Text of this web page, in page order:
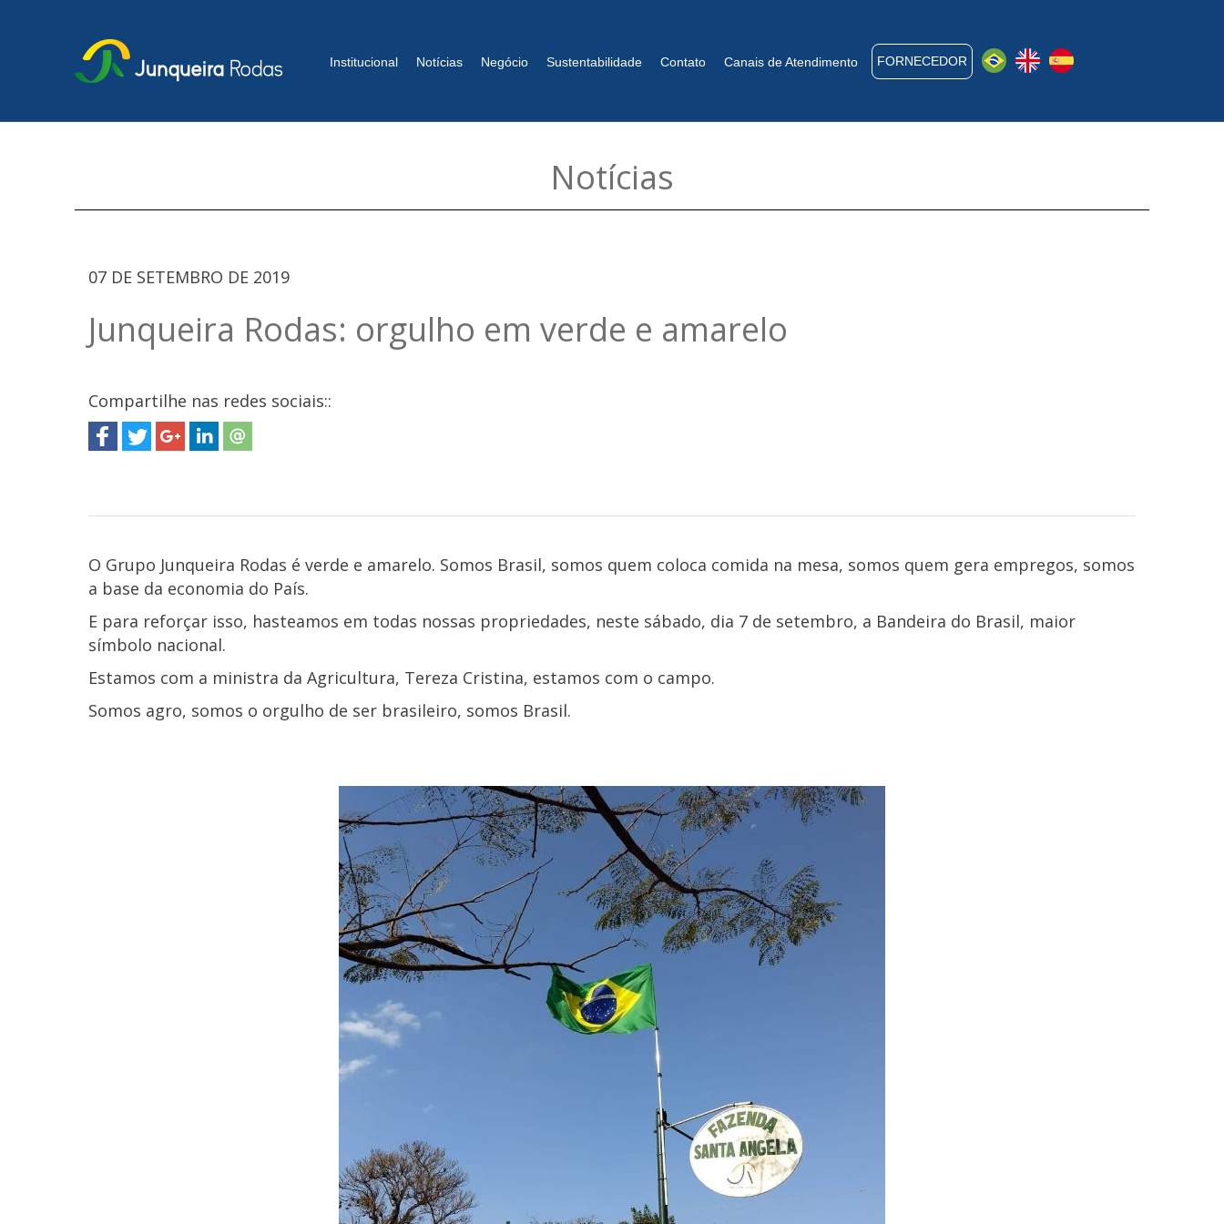
Institucional Notícias Negócio Sustentabilidade Contato Canais de Atendimento FORNECEDOR
Notícias
07 DE SETEMBRO DE 2019
Junqueira Rodas: orgulho em verde e amarelo
Compartilhe nas redes sociais::
O Grupo Junqueira Rodas é verde e amarelo. Somos Brasil, somos quem coloca comida na mesa, somos quem gera empregos, somos
a base da economia do País.
E para reforçar isso, hasteamos em todas nossas propriedades, neste sábado, dia 7 de setembro, a Bandeira do Brasil, maior
símbolo nacional.
Estamos com a ministra da Agricultura, Tereza Cristina, estamos com o campo.
Somos agro, somos o orgulho de ser brasileiro, somos Brasil.